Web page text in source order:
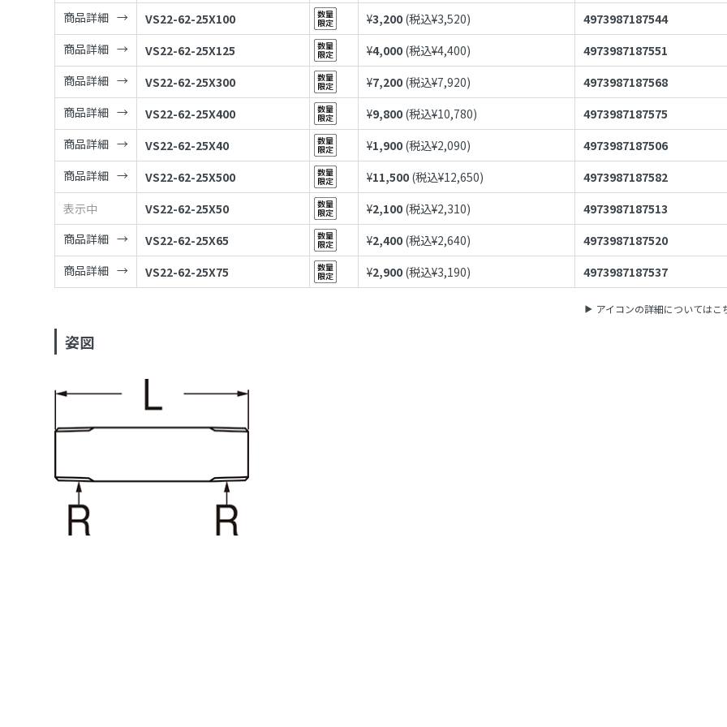
商品詳細 VS22-62-25X100 ¥3,200 (税込¥3,520)
4973987187544
商品詳細
VS22-62-25X125 ¥4,000 (税込¥4,400)
4973987187551
商品詳細
VS22-62-25X300 ¥7,200 (税込¥7,920)
4973987187568
商品詳細
VS22-62-25X400 ¥9,800 (税込¥10,780)
4973987187575
商品詳細
VS22-62-25X40 ¥1,900 (税込¥2,090)
4973987187506
商品詳細
VS22-62-25X500 ¥11,500 (税込¥12,650)
4973987187582
表示中
VS22-62-25X50 ¥2,100 (税込¥2,310)
4973987187513
商品詳細
VS22-62-25X65 ¥2,400 (税込¥2,640)
4973987187520
商品詳細
VS22-62-25X75 ¥2,900 (税込¥3,190) 4973987187537
アイコンの詳細についてはこ
姿図